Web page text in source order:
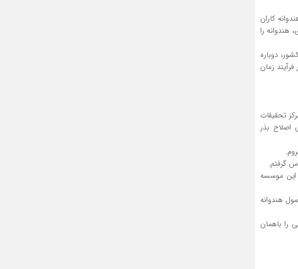
علت استقبال نکردن هندوانه کاران
را
دوباره
زمان
تحقیقات
بذر
گرفتم.
این موسسه
هندوانه
را باهمان